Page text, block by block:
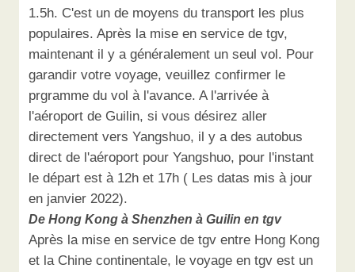
1.5h. C'est un de moyens du transport les plus
populaires. Après la mise en service de tgv,
maintenant il y a généralement un seul vol. Pour
garandir votre voyage, veuillez confirmer le
prgramme du vol à l'avance. A l'arrivée à
l'aéroport de Guilin, si vous désirez aller
directement vers Yangshuo, il y a des autobus
direct de l'aéroport pour Yangshuo, pour l'instant
le départ est à 12h et 17h ( Les datas mis à jour
en janvier 2022).
De Hong Kong à Shenzhen à Guilin en tgv
Après la mise en service de tgv entre Hong Kong
et la Chine continentale, le voyage en tgv est un